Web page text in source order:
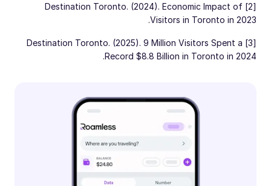
[2] Destination Toronto. (2024). Economic Impact of
Visitors in Toronto in 2023.
[3] Destination Toronto. (2025). 9 Million Visitors Spent a
Record $8.8 Billion in Toronto in 2024.